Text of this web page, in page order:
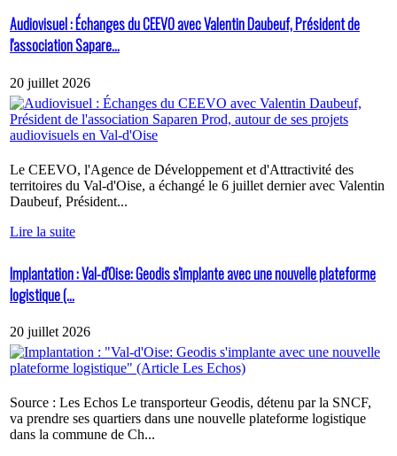
Audiovisuel : Échanges du CEEVO avec Valentin Daubeuf, Président de
l'association Sapare...
20 juillet 2026
Le CEEVO, l'Agence de Développement et d'Attractivité des
territoires du Val-d'Oise, a échangé le 6 juillet dernier avec Valentin
Daubeuf, Président...
Lire la suite
Implantation : Val-d'Oise: Geodis s'implante avec une nouvelle plateforme
logistique (...
20 juillet 2026
Source : Les Echos Le transporteur Geodis, détenu par la SNCF,
va prendre ses quartiers dans une nouvelle plateforme logistique
dans la commune de Ch...